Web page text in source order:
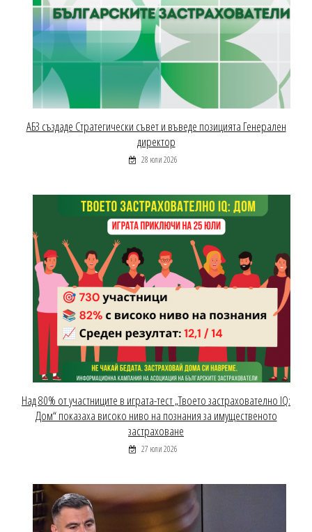
АБЗ създаде Стратегически съвет и въведе позицията Генерален
директор
28 юли 2026
Над 80% от участниците в играта-тест „Твоето застрахователно IQ:
Дом“ показаха високо ниво на познания за имущественото
застраховане
27 юли 2026